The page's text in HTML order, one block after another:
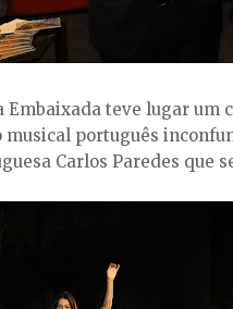
Embaixada teve lugar um
musical português
Carlos Paredes que